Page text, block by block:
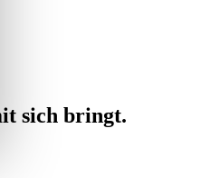
sich bringt.